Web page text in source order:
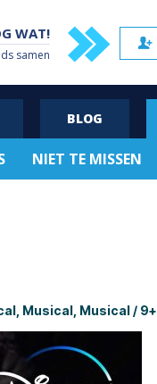
WAT!
samen
BLOG
NIET TE MISSEN
Musical, Musical / 9+